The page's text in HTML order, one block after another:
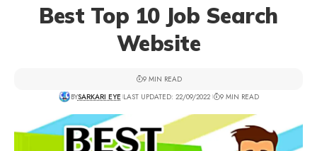
Best Top 10 Job Search
Website
BYSARKARI EYE LAST UPDATED: 22/09/2022 9 MIN READ
9 MIN READ